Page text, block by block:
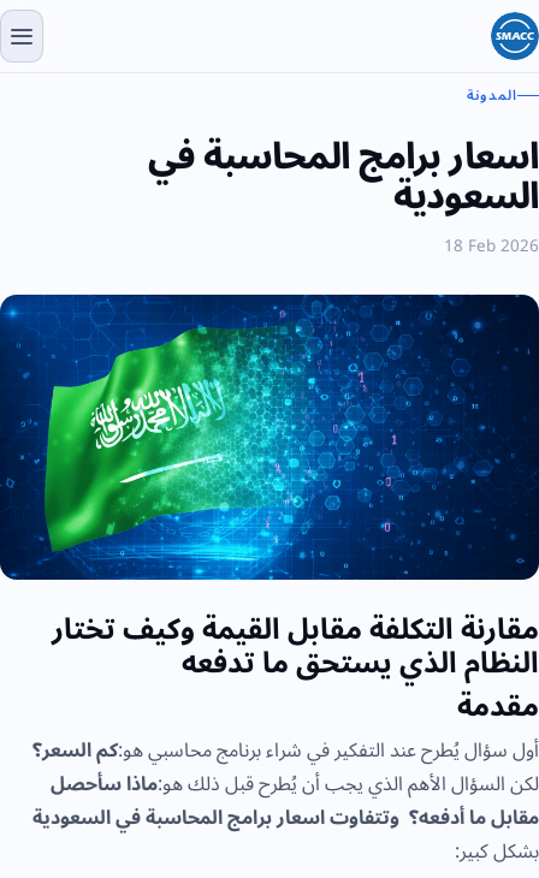
المدونة
اسعار برامج المحاسبة في
السعودية
18 Feb 2026
مقارنة التكلفة مقابل القيمة وكيف تختار
النظام الذي يستحق ما تدفعه
مقدمة
أول سؤال يُطرح عند التفكير في شراء برنامج محاسبي هو:كم السعر؟
لكن السؤال الأهم الذي يجب أن يُطرح قبل ذلك هو:ماذا سأحصل
مقابل ما أدفعه؟ وتتفاوت اسعار برامج المحاسبة في السعودية
بشكل كبير: